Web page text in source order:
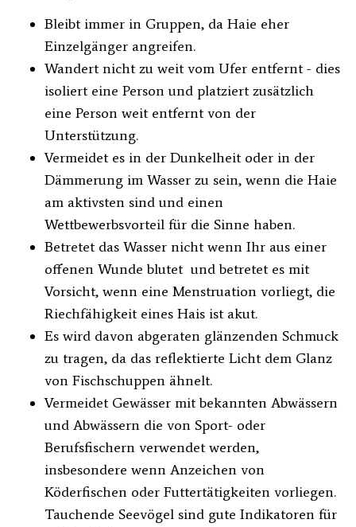
Bleibt immer in Gruppen, da Haie eher
Einzelgänger angreifen.
Wandert nicht zu weit vom Ufer entfernt - dies
isoliert eine Person und platziert zusätzlich
eine Person weit entfernt von der
Unterstützung.
Vermeidet es in der Dunkelheit oder in der
Dämmerung im Wasser zu sein, wenn die Haie
am aktivsten sind und einen
Wettbewerbsvorteil für die Sinne haben.
Betretet das Wasser nicht wenn Ihr aus einer
offenen Wunde blutet und betretet es mit
Vorsicht, wenn eine Menstruation vorliegt, die
Riechfähigkeit eines Hais ist akut.
Es wird davon abgeraten glänzenden Schmuck
zu tragen, da das reflektierte Licht dem Glanz
von Fischschuppen ähnelt.
Vermeidet Gewässer mit bekannten Abwässern
und Abwässern die von Sport- oder
Berufsfischern verwendet werden,
insbesondere wenn Anzeichen von
Köderfischen oder Futtertätigkeiten vorliegen.
Tauchende Seevögel sind gute Indikatoren für